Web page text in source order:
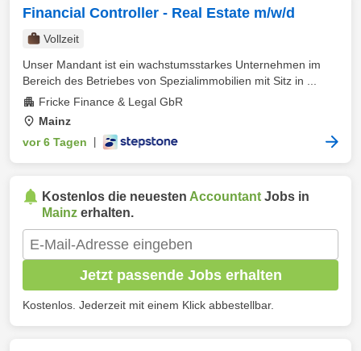
Financial Controller - Real Estate m/w/d
Vollzeit
Unser Mandant ist ein wachstumsstarkes Unternehmen im
Bereich des Betriebes von Spezialimmobilien mit Sitz in ...
Fricke Finance & Legal GbR
Mainz
vor 6 Tagen
Kostenlos die neuesten Accountant Jobs in
Mainz erhalten.
Jetzt passende Jobs erhalten
Kostenlos. Jederzeit mit einem Klick abbestellbar.